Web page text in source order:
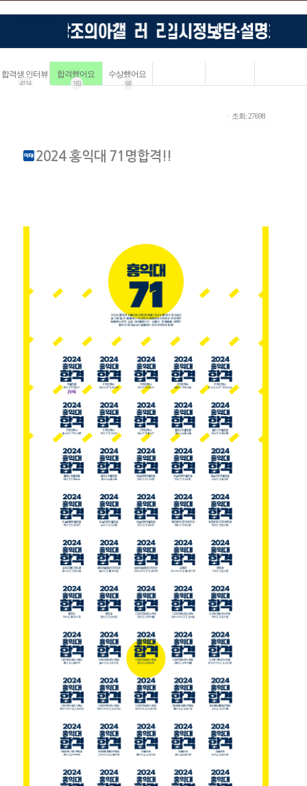
합격생 인터뷰
4114
합격했어요
183
수상했어요
68
ㆍ조회: 27698
2024 홍익대 71명합격!!